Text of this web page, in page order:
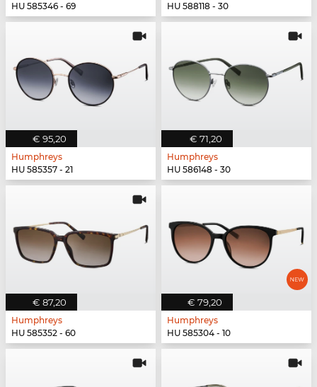
HU 585346 - 69
HU 588118 - 30
€ 95,20
Humphreys
HU 585357 - 21
€ 71,20
Humphreys
HU 586148 - 30
€ 87,20
Humphreys
HU 585352 - 60
€ 79,20
Humphreys
HU 585304 - 10